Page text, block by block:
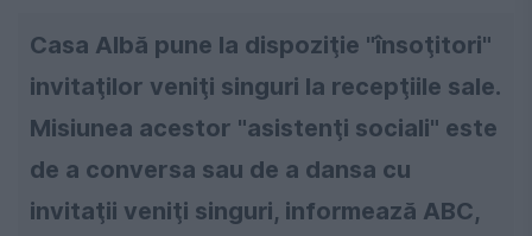
Casa Albă pune la dispoziţie "însoţitori"
invitaţilor veniţi singuri la recepţiile sale.
Misiunea acestor "asistenţi sociali" este
de a conversa sau de a dansa cu
invitaţii veniţi singuri, informează ABC,